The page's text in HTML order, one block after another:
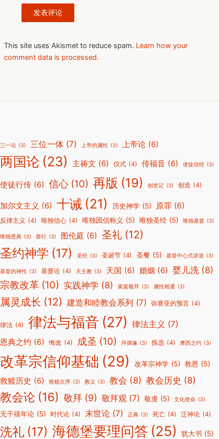
This site uses Akismet to reduce spam. Learn how your
comment data is processed.
三一论 (3) 三位一体 (7) 上帝的属性 (3) 上帝论 (6)
两国论 (23) 主祷文 (6) 仪式 (4) 传福音 (6) 使徒信经 (3)
使徒行传 (6) 信心 (10) 再版 (19) 创世记 (3) 创造 (4)
加尔文主义 (6) 十诫 (21) 历史神学 (5) 原罪 (6)
反律主义 (4) 唯独信心 (4) 唯独因信称义 (5) 唯独圣经 (5) 唯独基督 (3)
唯独恩典 (3) 善行 (3) 图伦庭 (6) 圣礼 (12)
圣约神学 (17) 圣经 (3) 圣诞节 (4) 圣餐 (5) 基督中心式讲道 (3)
基督的神性 (3) 基督论 (4) 天主教 (3) 天国 (6) 婚姻 (6) 婴儿洗 (8)
宗教改革 (10) 实践神学 (8) 家庭敬拜 (3) 属性相通 (3)
属灵成长 (12) 建造和睦教会系列 (7) 弥赛亚的预言 (4)
律法 (4) 律法与福音 (27) 律法主义 (7)
恩典之约 (6) 悔改 (4) 成圣 (10) 拜偶像 (3) 拣选 (4) 摩西之约 (3)
改革宗信仰基础 (29) 改革宗神学 (5) 救恩 (5)
救赎历史 (6) 救赎次序 (3) 教义 (3) 教会 (8) 教会历史 (8)
教会论 (16) 敬拜 (9) 敬拜观 (7) 敬虔 (5) 文化使命 (3)
无千禧年论 (5) 时代论 (4) 末世论 (7) 正典 (3) 死亡 (4) 泛神论 (4)
洗礼 (17) 海德堡要理问答 (25) 犹大书 (5)